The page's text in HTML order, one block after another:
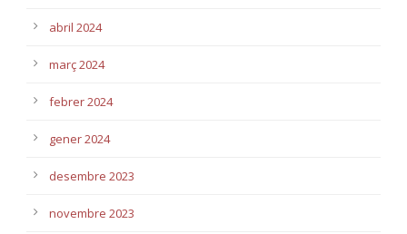
abril 2024
març 2024
febrer 2024
gener 2024
desembre 2023
novembre 2023